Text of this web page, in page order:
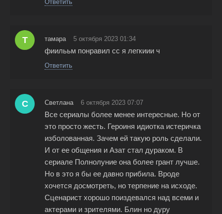
Ответить
Т тамара 5 октября 2023 01:34
фиилььм понравил сс я легкиии ч
Ответить
С Светлана 6 октября 2023 07:07
Все сериалы более менее интересные. Но от
это просто жесть. Героиня идиотка истеричка
изболованная. Зачем ей такую роль сделали.
И от ее общения и Азат стал дураком. В
сериале Полнолуние она более грант лучше.
Но в это я бы ее давно прибила. Вроде
хочется досмотреть, но терпение на исходе.
Сценарист хорошо поиздевался над всеми и
актерами и зрителями. Блин но дуру